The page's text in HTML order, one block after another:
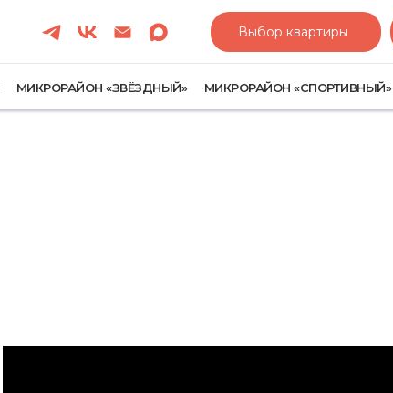
Выбор квартиры
МИКРОРАЙОН «ЗВЁЗДНЫЙ» МИКРОРАЙОН «СПОРТИВНЫЙ»